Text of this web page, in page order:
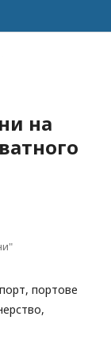
на
портове